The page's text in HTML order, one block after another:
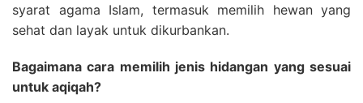
syarat agama Islam, termasuk memilih hewan yang
sehat dan layak untuk dikurbankan.
Bagaimana cara memilih jenis hidangan yang sesuai
untuk aqiqah?